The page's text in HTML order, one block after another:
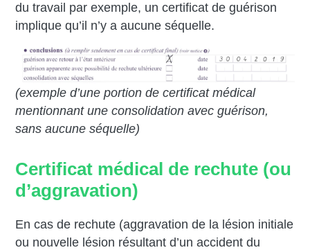
du travail par exemple, un certificat de guérison
implique qu’il n’y a aucune séquelle.
(exemple d’une portion de certificat médical
mentionnant une consolidation avec guérison,
sans aucune séquelle)
Certificat médical de rechute (ou
d’aggravation)
En cas de rechute (aggravation de la lésion initiale
ou nouvelle lésion résultant d’un accident du